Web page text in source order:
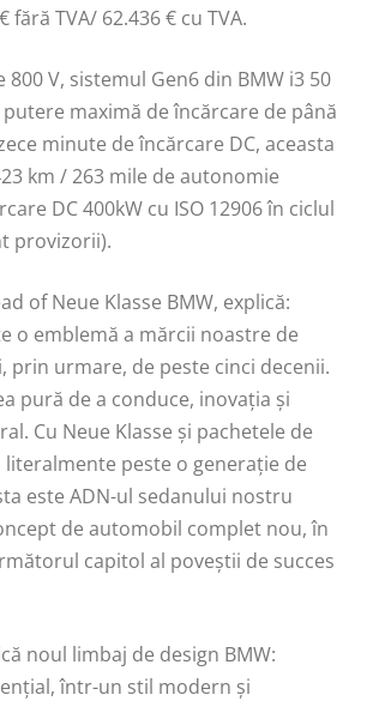
fără TVA/ 62.436 € cu TVA.
V, sistemul Gen6 din BMW i3 50
maximă de încărcare de până
minute de încărcare DC, aceasta
km / 263 mile de autonomie
DC 400kW cu ISO 12906 în ciclul
provizorii).
of Neue Klasse BMW, explică:
o emblemă a mărcii noastre de
prin urmare, de peste cinci decenii.
pură de a conduce, inovația și
Cu Neue Klasse și pachetele de
peste o generație de
este ADN-ul sedanului nostru
de automobil complet nou, în
capitol al poveștii de succes
noul limbaj de design BMW:
într-un stil modern și